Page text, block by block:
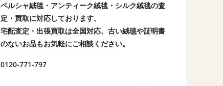
ペルシャ絨毯・アンティーク絨毯・シルク絨毯の査
定・買取に対応しております。
宅配査定・出張買取は全国対応。古い絨毯や証明書
のないお品もお気軽にご相談ください。
0120-771-797